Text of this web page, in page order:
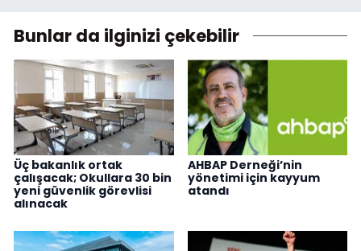
Bunlar da ilginizi çekebilir
Üç bakanlık ortak
çalışacak; Okullara 30 bin
yeni güvenlik görevlisi
alınacak
AHBAP Derneği’nin
yönetimi için kayyum
atandı